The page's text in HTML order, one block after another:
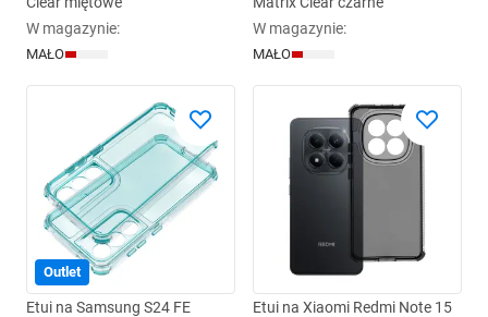
W magazynie:
MAŁO
W magazynie:
MAŁO
Outlet
Etui na Samsung S24 FE
Etui na Xiaomi Redmi Note 15